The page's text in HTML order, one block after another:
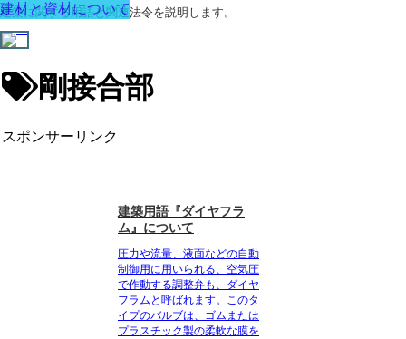
建築に関する用語と関連法令を説明します。
剛接合部
スポンサーリンク
建材と資材について
建築用語『ダイヤフラ
ム』について
圧力や流量、液面などの自動
制御用に用いられる、空気圧
で作動する調整弁も、ダイヤ
フラムと呼ばれます。このタ
イプのバルブは、ゴムまたは
プラスチック製の柔軟な膜を